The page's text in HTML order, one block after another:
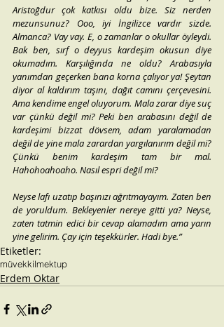
Aristoğdur çok katkısı oldu bize. Siz nerden
mezunsunuz? Ooo, iyi İngilizce vardır sizde.
Almanca? Vay vay. E, o zamanlar o okullar öyleydi.
Bak ben, sırf o deyyus kardeşim okusun diye
okumadım. Karşılığında ne oldu? Arabasıyla
yanımdan geçerken bana korna çalıyor ya! Şeytan
diyor al kaldırım taşını, dağıt camını çerçevesini.
Ama kendime engel oluyorum. Mala zarar diye suç
var çünkü değil mi? Peki ben arabasını değil de
kardeşimi bizzat dövsem, adam yaralamadan
değil de yine mala zarardan yargılanırım değil mi?
Çünkü benim kardeşim tam bir mal.
Hahohoahoaho. Nasıl espri değil mi?
Neyse lafı uzatıp başınızı ağrıtmayayım. Zaten ben
de yoruldum. Bekleyenler nereye gitti ya? Neyse,
zaten tatmin edici bir cevap alamadım ama yarın
yine gelirim. Çay için teşekkürler. Hadi bye.”
Etiketler:
müvekkilmektup
Erdem Oktar